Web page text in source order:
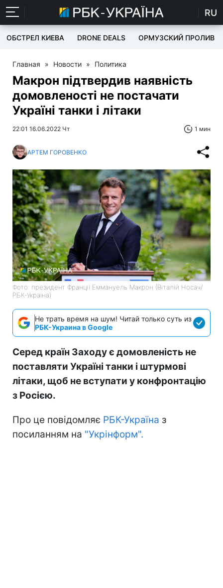
RU
ОБСТРЕЛ КИЕВА DRONE DEALS ОРМУЗСКИЙ ПРОЛИВ
Главная » Новости » Политика
Макрон підтвердив наявність
домовленості не постачати
Україні танки і літаки
22:01 16.06.2022 Чт 1 мин
АРТЕМ ГОРОВЕНКО
Фото: президент Франції Еммануель Макрон (Віталій Носач/
РБК-Україна)
Не трать время на шум! Читай только суть из
РБК-Украина в Google
Серед країн Заходу є домовленість не
поставляти Україні танки і штурмові
літаки, щоб не вступати у конфронтацію
з Росією.
Про це повідомляє РБК-Україна з
посиланням на "Укрінформ".